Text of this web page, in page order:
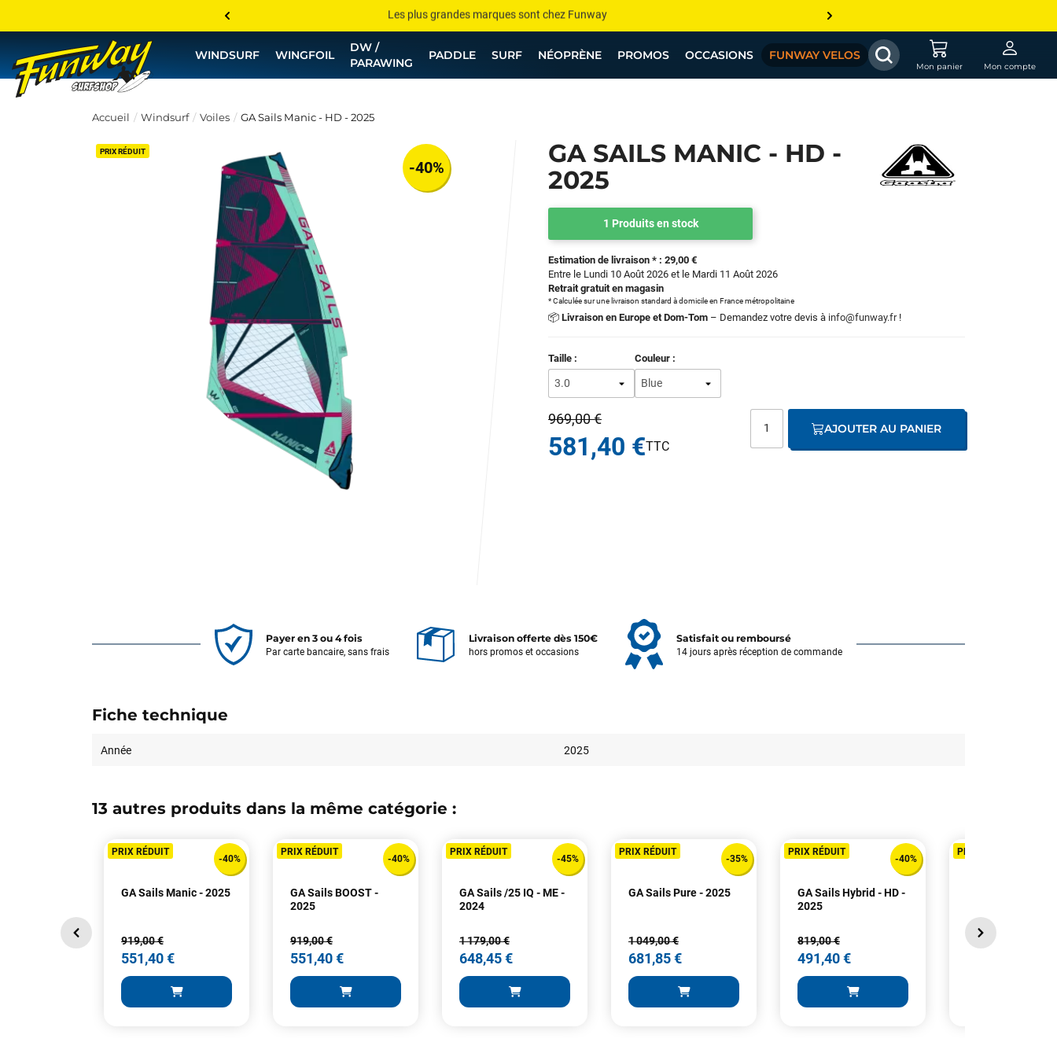
Les plus grandes marques sont chez Funway
Jusqu’à -75% de remise sur le windsurf, wingfoil, etc...
💰 Meilleur prix garanti — Moins cher ailleurs ? On s’aligne !
WINDSURF WINGFOIL
DW /
PARAWING
PADDLE SURF NÉOPRÈNE PROMOS OCCASIONS FUNWAY VELOS
Mon panier Mon compte
Accueil Windsurf Voiles GA Sails Manic - HD - 2025
GA SAILS MANIC - HD -
2025
PRIX RÉDUIT
-40%
1 Produits en stock
Estimation de livraison * : 29,00 €
Entre le Lundi 10 Août 2026 et le Mardi 11 Août 2026
Retrait gratuit en magasin
* Calculée sur une livraison standard à domicile en France métropolitaine
📦 Livraison en Europe et Dom-Tom – Demandez votre devis à info@funway.fr!
Taille : Couleur :
969,00 €
581,40 €
AJOUTER AU PANIER
Payer en 3 ou 4 fois
Par carte bancaire, sans frais
Livraison offerte dès 150€
hors promos et occasions
Satisfait ou remboursé
14 jours après réception de commande
Fiche technique
Année 2025
13 autres produits dans la même catégorie :
PRIX RÉDUIT
-40%
GA Sails Manic - 2025
919,00 €
551,40 €
PRIX RÉDUIT
-40%
GA Sails BOOST -
2025
919,00 €
551,40 €
PRIX RÉDUIT
-45%
GA Sails /25 IQ - ME -
2024
1 179,00 €
648,45 €
PRIX RÉDUIT
-35%
GA Sails Pure - 2025
1 049,00 €
681,85 €
PRIX RÉDUIT
-40%
GA Sails Hybrid - HD -
2025
819,00 €
491,40 €
PRIX RÉDUIT
929,00 €
Votre satisfaction est notre priorité !
Découvrez quelques uns de vos
commentaires laissés sur Google
J’ai commandé un pack via leur site internet. À peine la commande
validée, le magasin m’a appelé pour confirmer avec moi les
caractéristiques des équipements, me conseiller sur le matériel à choisir,
et m’a même offert du matériel en plus. Niveau réactivité, c’est au top :
la commande est partie le lendemain, et j’ai bien reçu tout le matériel